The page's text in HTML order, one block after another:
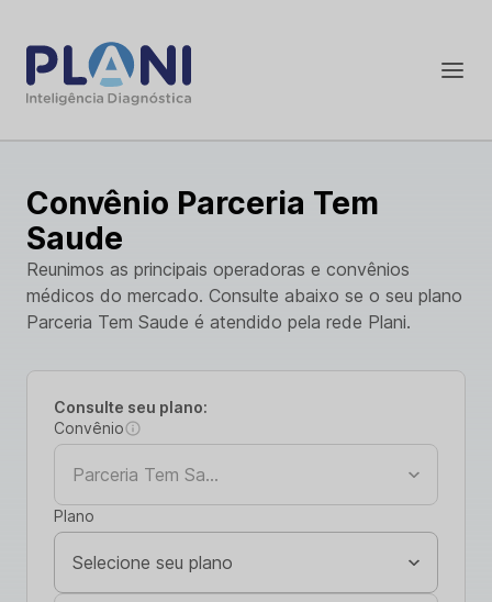
Convênio Parceria Tem
Saude
Reunimos as principais operadoras e convênios
médicos do mercado. Consulte abaixo se o seu plano
Parceria Tem Saude é atendido pela rede Plani.
Consulte seu plano:
Convênio
Plano